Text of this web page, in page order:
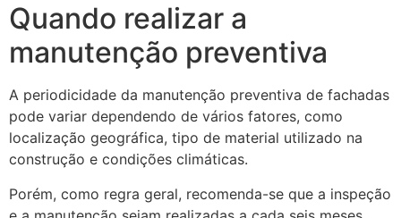
Quando realizar a
manutenção preventiva
A periodicidade da manutenção preventiva de fachadas
pode variar dependendo de vários fatores, como
localização geográfica, tipo de material utilizado na
construção e condições climáticas.
Porém, como regra geral, recomenda-se que a inspeção